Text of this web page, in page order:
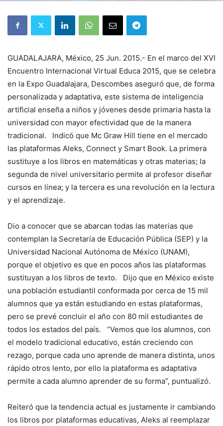
GUADALAJARA, México, 25 Jun. 2015.- En el marco del XVI
Encuentro Internacional Virtual Educa 2015, que se celebra
en la Expo Guadalajara, Descombes aseguró que, de forma
personalizada y adaptativa, este sistema de inteligencia
artificial enseña a niños y jóvenes desde primaria hasta la
universidad con mayor efectividad que de la manera
tradicional. Indicó que Mc Graw Hill tiene en el mercado
las plataformas Aleks, Connect y Smart Book. La primera
sustituye a los libros en matemáticas y otras materias; la
segunda de nivel universitario permite al profesor diseñar
cursos en línea; y la tercera es una revolución en la lectura
y el aprendizaje.
Dio a conocer que se abarcan todas las materias que
contemplan la Secretaría de Educación Pública (SEP) y la
Universidad Nacional Autónoma de México (UNAM),
porque el objetivo es que en pocos años las plataformas
sustituyan a los libros de texto. Dijo que en México existe
una población estudiantil conformada por cerca de 15 mil
alumnos que ya están estudiando en estas plataformas,
pero se prevé concluir el año con 80 mil estudiantes de
todos los estados del país. “Vemos que los alumnos, con
el modelo tradicional educativo, están creciendo con
rezago, porque cada uno aprende de manera distinta, unos
rápido otros lento, por ello la plataforma es adaptativa
permite a cada alumno aprender de su forma”, puntualizó.
Reiteró que la tendencia actual es justamente ir cambiando
los libros por plataformas educativas, Aleks al reemplazar